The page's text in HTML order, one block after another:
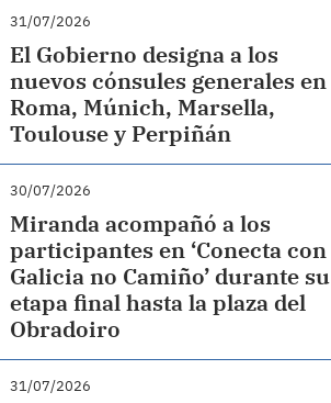
31/07/2026
El Gobierno designa a los
nuevos cónsules generales en
Roma, Múnich, Marsella,
Toulouse y Perpiñán
30/07/2026
Miranda acompañó a los
participantes en ‘Conecta con
Galicia no Camiño’ durante su
etapa final hasta la plaza del
Obradoiro
31/07/2026